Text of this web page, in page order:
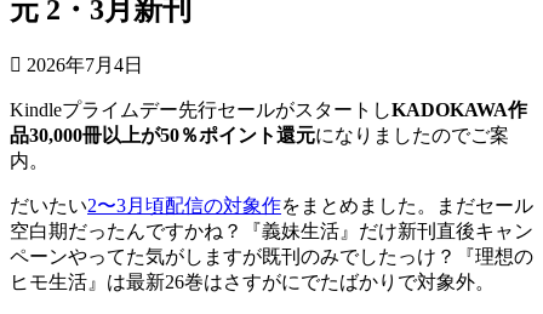
元 2・3月新刊
2026年7月4日
Kindleプライムデー先行セールがスタートしKADOKAWA作
品30,000冊以上が50％ポイント還元になりましたのでご案
内。
だいたい2〜3月頃配信の対象作をまとめました。まだセール
空白期だったんですかね？『義妹生活』だけ新刊直後キャン
ペーンやってた気がしますが既刊のみでしたっけ？『理想の
ヒモ生活』は最新26巻はさすがにでたばかりで対象外。